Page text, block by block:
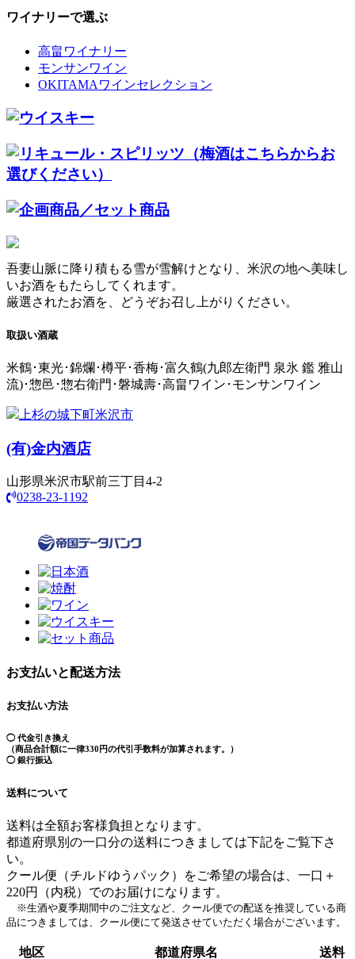
ワイナリーで選ぶ
高畠ワイナリー
モンサンワイン
OKITAMAワインセレクション
吾妻山脈に降り積もる雪が雪解けとなり、米沢の地へ美味し
いお酒をもたらしてくれます。
厳選されたお酒を、どうぞお召し上がりください。
取扱い酒蔵
米鶴･東光･錦爛･樽平･香梅･富久鶴(九郎左衛門 泉氷 鑑 雅山
流)･惣邑･惣右衛門･磐城壽･高畠ワイン･モンサンワイン
上杉の城下町米沢市
(有)金内酒店
山形県米沢市駅前三丁目4-2
0238-23-1192
お支払いと配送方法
お支払い方法
◯ 代金引き換え
（商品合計額に一律330円の代引手数料が加算されます。）
◯ 銀行振込
送料について
送料は全額お客様負担となります。
都道府県別の一口分の送料につきましては下記をご覧下さ
い。
クール便（チルドゆうパック）をご希望の場合は、一口＋
220円（内税）でのお届けになります。
※生酒や夏季期間中のご注文など、クール便での配送を推奨している商
品につきましては、クール便にて発送させていただく場合がございます。
地区 都道府県名
送料